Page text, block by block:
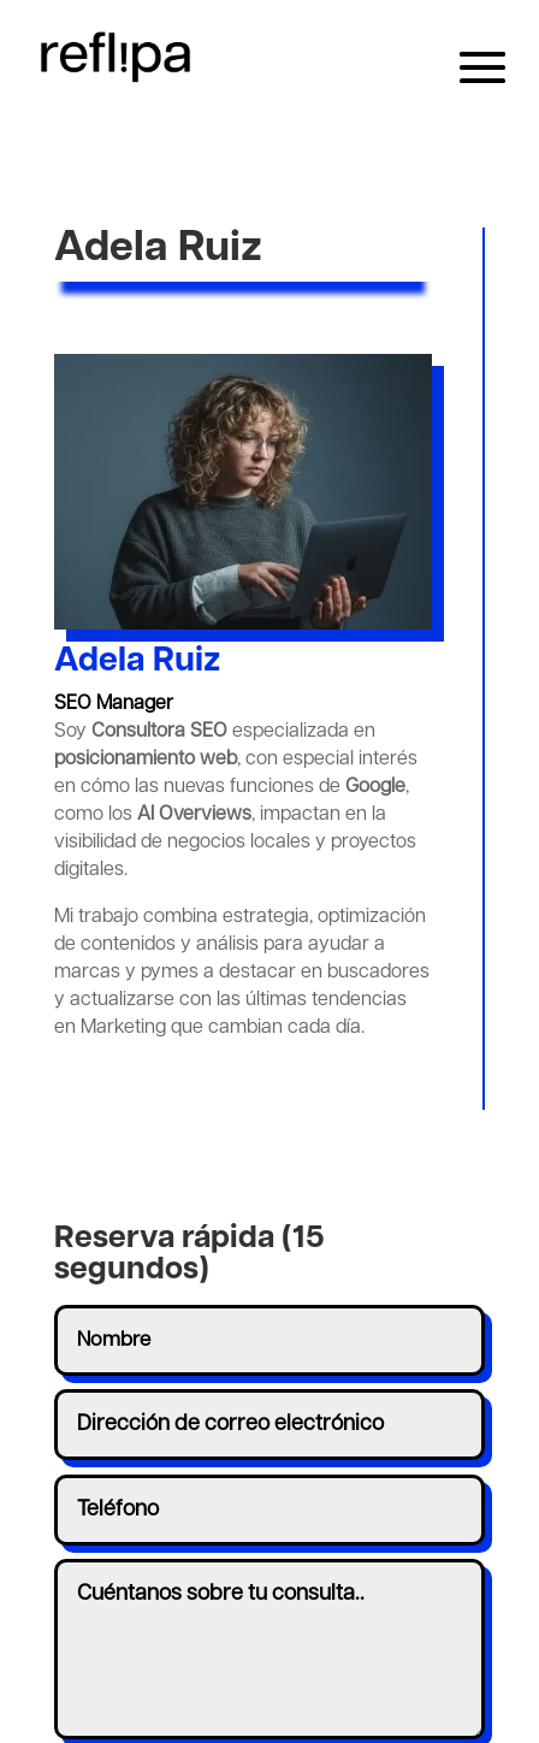
Adela Ruiz
Adela Ruiz
SEO Manager
Soy Consultora SEOespecializada en
posicionamiento web, con especial interés
en cómo las nuevas funciones de Google,
como los AI Overviews, impactan en la
visibilidad de negocios locales y proyectos
digitales.
Mi trabajo combina estrategia, optimización
de contenidos y análisis para ayudar a
marcas y pymes a destacar en buscadores
y actualizarse con las últimas tendencias
en Marketing que cambian cada día.
Reserva rápida (15
segundos)